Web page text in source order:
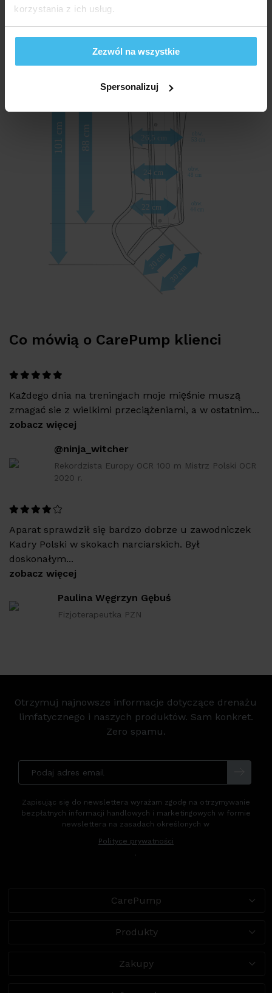
korzystania z ich usług.
Zezwól na wszystkie
Spersonalizuj
Wymiary
Co mówią o CarePump klienci
Każdego dnia na treningach moje mięśnie muszą
zmagać sie z wielkimi przeciążeniami, a w ostatnim...
zobacz więcej
@ninja_witcher
Rekordzista Europy OCR 100 m Mistrz Polski OCR
2020 r.
Aparat sprawdził się bardzo dobrze u zawodniczek
Kadry Polski w skokach narciarskich. Był
doskonałym...
zobacz więcej
Paulina Węgrzyn Gębuś
Fizjoterapeutka PZN
Otrzymuj najnowsze informacje dotyczące drenażu
limfatycznego i naszych produktów. Sam konkret.
Zero spamu.
Zapisując się do newslettera wyrażam zgodę na otrzymywanie
bezpłatnych informacji handlowych i marketingowych w formie
newslettera na zasadach określonych w
Polityce prywatności
.
CarePump
Produkty
Zakupy